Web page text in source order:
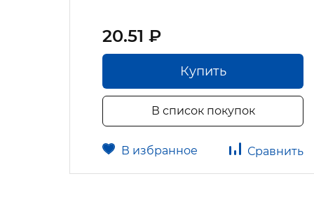
20.51 ₽
Купить
В список покупок
В избранное Сравнить